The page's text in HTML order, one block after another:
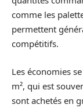
comme les
permettent
compétitifs.
Les économies
m², qui est
sont achetés en